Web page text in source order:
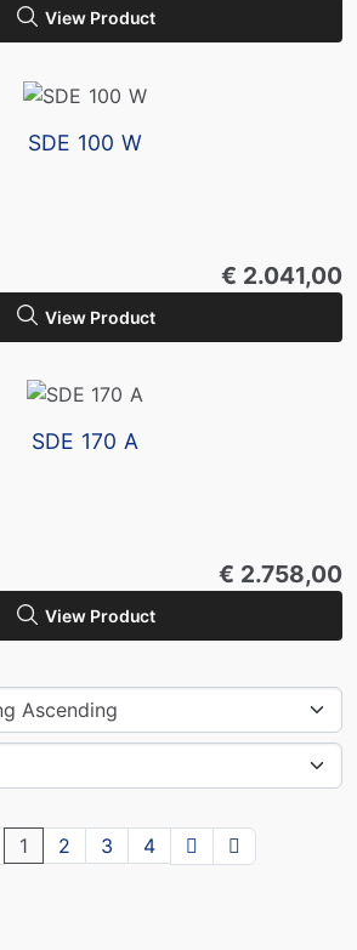
View Product
SDE 100 W
€ 2.041,00
View Product
SDE 170 A
€ 2.758,00
View Product
1 2 3 4